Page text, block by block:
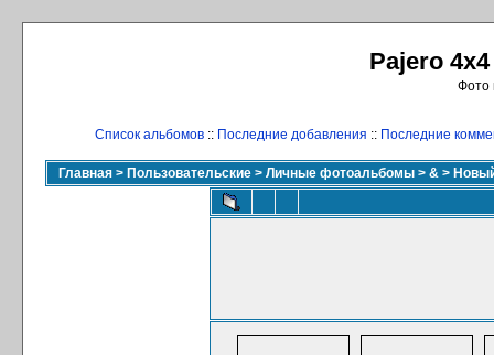
Pajero
Фото
Список альбомов :: Последние добавления :: Последние
Главная > Пользовательские > Личные фотоальбомы > & >